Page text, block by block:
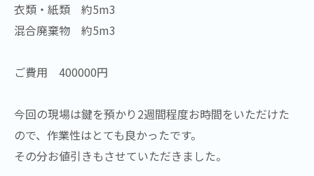
衣類・紙類 約5m3
混合廃棄物 約5m3
ご費用 400000円
今回の現場は鍵を預かり2週間程度お時間をいただけた
ので、作業性はとても良かったです。
その分お値引きもさせていただきました。